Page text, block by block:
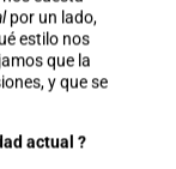
por un lado,
estilo nos
que la
y que se
actual ?